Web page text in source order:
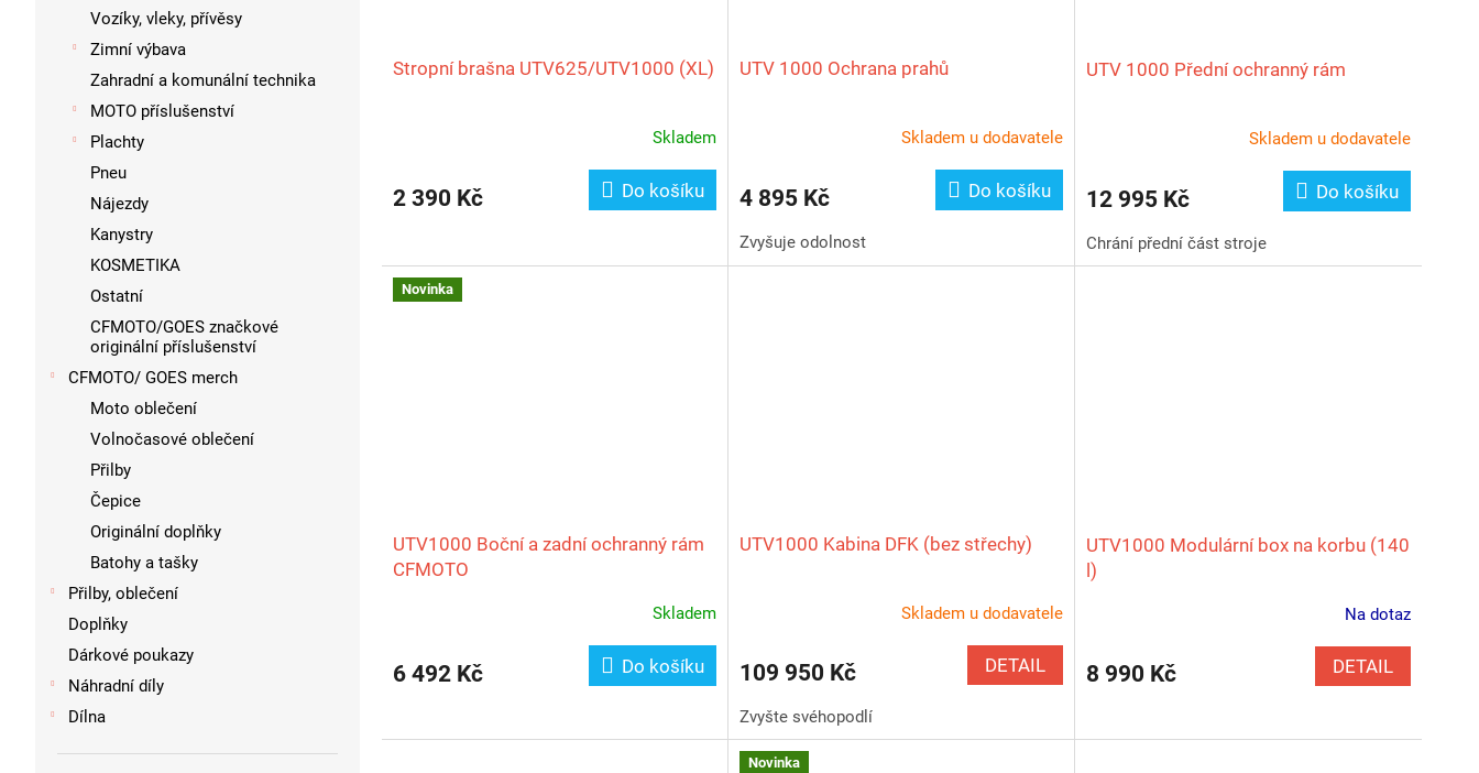
Vozíky, vleky, přívěsy
Zimní výbava
Zahradní a komunální technika
MOTO příslušenství
Plachty
Pneu
Nájezdy
Kanystry
KOSMETIKA
Ostatní
CFMOTO/GOES značkové
originální příslušenství
CFMOTO/ GOES merch
Moto oblečení
Volnočasové oblečení
Přilby
Čepice
Originální doplňky
Batohy a tašky
Přilby, oblečení
Doplňky
Dárkové poukazy
Náhradní díly
Dílna
Stropní brašna UTV625/UTV1000 (XL)
Skladem
2 390 Kč Do košíku
UTV 1000 Ochrana prahů
Skladem u dodavatele
4 895 Kč Do košíku
Zvyšuje odolnost
UTV 1000 Přední ochranný rám
Skladem u dodavatele
12 995 Kč Do košíku
Chrání přední část stroje
Novinka
UTV1000 Boční a zadní ochranný rám
CFMOTO
Skladem
6 492 Kč Do košíku
UTV1000 Kabina DFK (bez střechy)
Skladem u dodavatele
109 950 Kč DETAIL
Zvyšte svéhopodlí
UTV1000 Modulární box na korbu (140
l)
Na dotaz
8 990 Kč DETAIL
Novinka